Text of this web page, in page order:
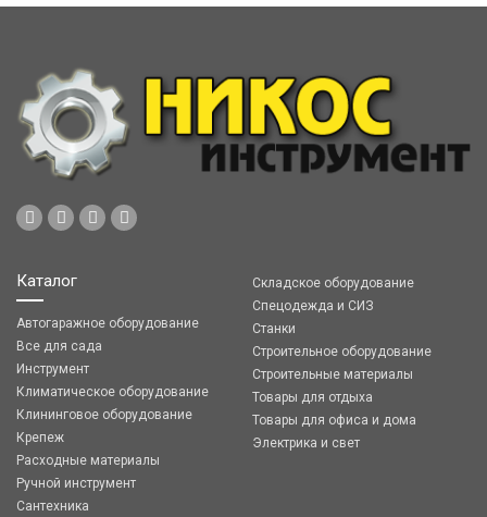
Каталог
Автогаражное оборудование
Все для сада
Инструмент
Климатическое оборудование
Клининговое оборудование
Крепеж
Расходные материалы
Ручной инструмент
Сантехника
Складское оборудование
Спецодежда и СИЗ
Станки
Строительное оборудование
Строительные материалы
Товары для отдыха
Товары для офиса и дома
Электрика и свет